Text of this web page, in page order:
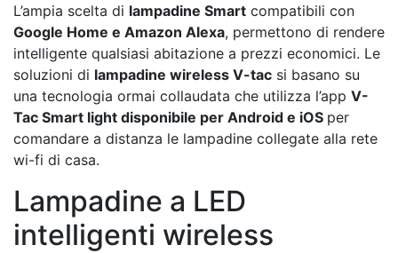
L’ampia scelta di lampadine Smart compatibili con
Google Home e Amazon Alexa, permettono di rendere
intelligente qualsiasi abitazione a prezzi economici. Le
soluzioni di lampadine wireless V-tac si basano su
una tecnologia ormai collaudata che utilizza l’app V-
Tac Smart light disponibile per Android e iOS per
comandare a distanza le lampadine collegate alla rete
wi-fi di casa.
Lampadine a LED
intelligenti wireless